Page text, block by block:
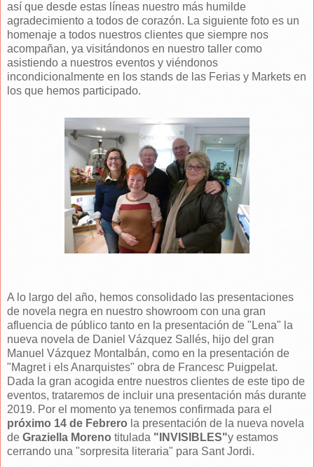
así que desde estas líneas nuestro más humilde
agradecimiento a todos de corazón. La siguiente foto es un
homenaje a todos nuestros clientes que siempre nos
acompañan, ya visitándonos en nuestro taller como
asistiendo a nuestros eventos y viéndonos
incondicionalmente en los stands de las Ferias y Markets en
los que hemos participado.
A lo largo del año, hemos consolidado las presentaciones
de novela negra en nuestro showroom con una gran
afluencia de público tanto en la presentación de "Lena" la
nueva novela de Daniel Vázquez Sallés, hijo del gran
Manuel Vázquez Montalbán, como en la presentación de
"Magret i els Anarquistes" obra de Francesc Puigpelat.
Dada la gran acogida entre nuestros clientes de este tipo de
eventos, trataremos de incluir una presentación más durante
2019. Por el momento ya tenemos confirmada para el
próximo 14 de Febrero la presentación de la nueva novela
de Graziella Moreno titulada "INVISIBLES"y estamos
cerrando una "sorpresita literaria" para Sant Jordi.